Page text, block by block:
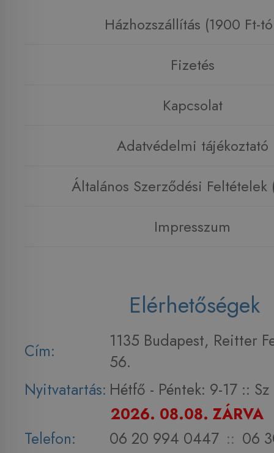
Házhozszállítás (1900 Ft-
Fizetés
Kapcsolat
Adatvédelmi tájékoztató
Általános Szerződési Feltételek
Impresszum
Elérhetőségek
Cím:
1135 Budapest, Reitter
56.
Nyitvatartás: Hétfő - Péntek: 9-17 :: Sz
2026. 08.08. ZÁRVA
Telefon:
06 20 994 0447 :: 06